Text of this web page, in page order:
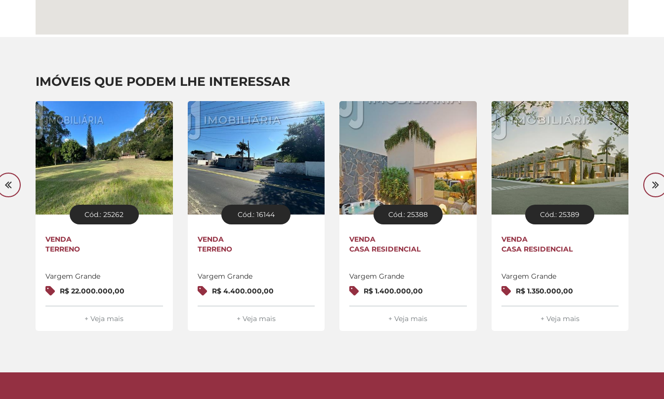
IMÓVEIS QUE PODEM LHE INTERESSAR
Cód.: 25262
VENDA
TERRENO
Vargem Grande
R$ 22.000.000,00
+ Veja mais
Cód.: 16144
VENDA
TERRENO
Vargem Grande
R$ 4.400.000,00
+ Veja mais
Cód.: 25388
VENDA
CASA RESIDENCIAL
Vargem Grande
R$ 1.400.000,00
+ Veja mais
Cód.: 25389
VENDA
CASA RESIDENCIAL
Vargem Grande
R$ 1.350.000,00
+ Veja mais